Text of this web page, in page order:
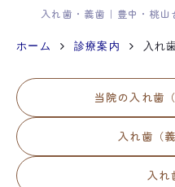
入れ歯・義歯｜豊中・桃
ホーム 診療案内 入れ
当院の入れ歯
入れ歯（
入れ